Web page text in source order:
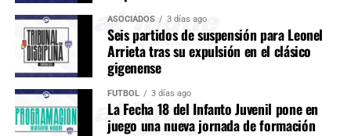
ASOCIADOS 3 días ago
Seis partidos de suspensión para Leonel
Arrieta tras su expulsión en el clásico
gigenense
FÚTBOL 3 días ago
La Fecha 18 del Infanto Juvenil pone en
juego una nueva jornada de formación